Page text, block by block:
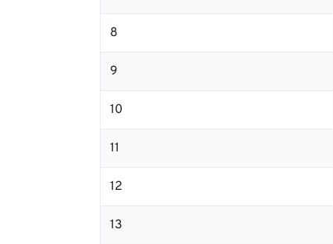
8
9
10
11
12
13